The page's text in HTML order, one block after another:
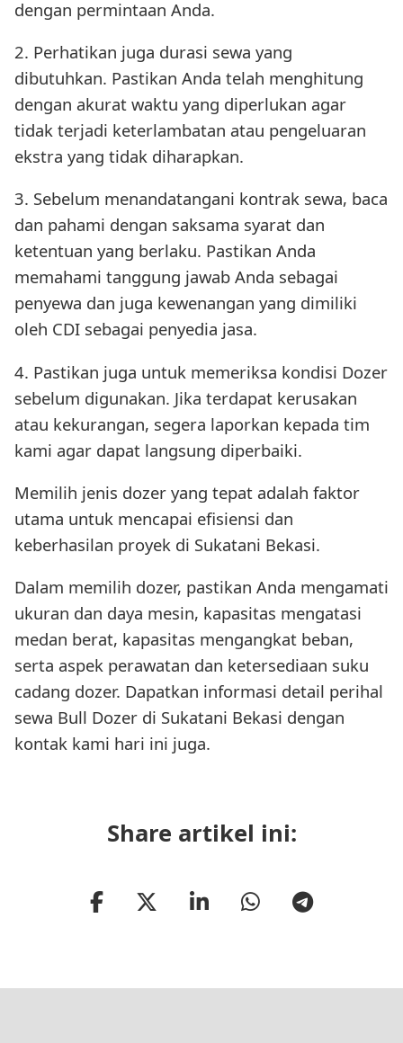
dengan permintaan Anda.
2. Perhatikan juga durasi sewa yang
dibutuhkan. Pastikan Anda telah menghitung
dengan akurat waktu yang diperlukan agar
tidak terjadi keterlambatan atau pengeluaran
ekstra yang tidak diharapkan.
3. Sebelum menandatangani kontrak sewa, baca
dan pahami dengan saksama syarat dan
ketentuan yang berlaku. Pastikan Anda
memahami tanggung jawab Anda sebagai
penyewa dan juga kewenangan yang dimiliki
oleh CDI sebagai penyedia jasa.
4. Pastikan juga untuk memeriksa kondisi Dozer
sebelum digunakan. Jika terdapat kerusakan
atau kekurangan, segera laporkan kepada tim
kami agar dapat langsung diperbaiki.
Memilih jenis dozer yang tepat adalah faktor
utama untuk mencapai efisiensi dan
keberhasilan proyek di Sukatani Bekasi.
Dalam memilih dozer, pastikan Anda mengamati
ukuran dan daya mesin, kapasitas mengatasi
medan berat, kapasitas mengangkat beban,
serta aspek perawatan dan ketersediaan suku
cadang dozer. Dapatkan informasi detail perihal
sewa Bull Dozer di Sukatani Bekasi dengan
kontak kami hari ini juga.
Share artikel ini: